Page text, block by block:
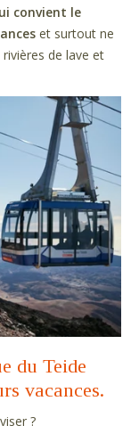
convient le
et surtout ne
de lave et
du Teide
vacances.
?